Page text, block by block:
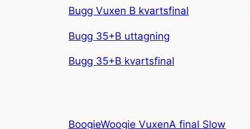
Bugg Vuxen B kvartsfinal
Bugg 35+B uttagning
Bugg 35+B kvartsfinal
BoogieWoogie VuxenA final Slow